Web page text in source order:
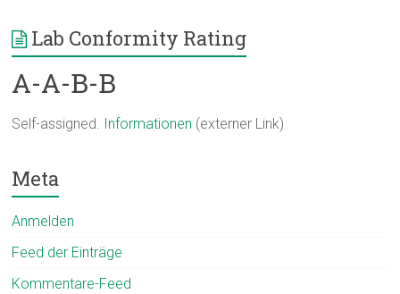
Lab Conformity Rating
A-A-B-B
Self-assigned. Informationen (externer Link)
Meta
Anmelden
Feed der Einträge
Kommentare-Feed